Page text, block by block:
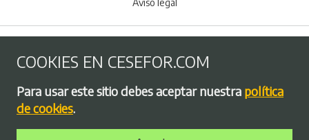
Menú del pie
Aviso legal
Política de privacidad
COOKIES EN CESEFOR.COM
Para usar este sitio debes aceptar nuestra política
de cookies.